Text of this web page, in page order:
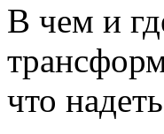
В чем и
что